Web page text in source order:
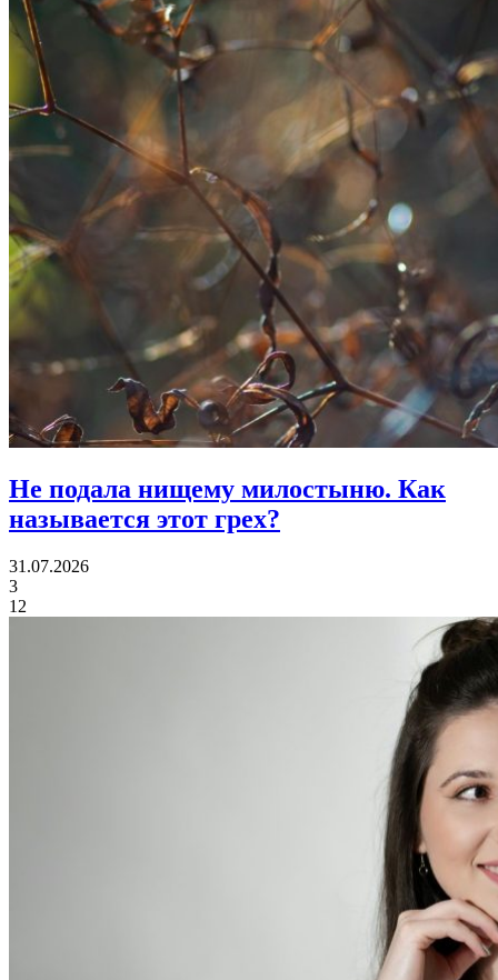
Не подала нищему милостыню. Как
называется этот грех?
31.07.2026
3
12